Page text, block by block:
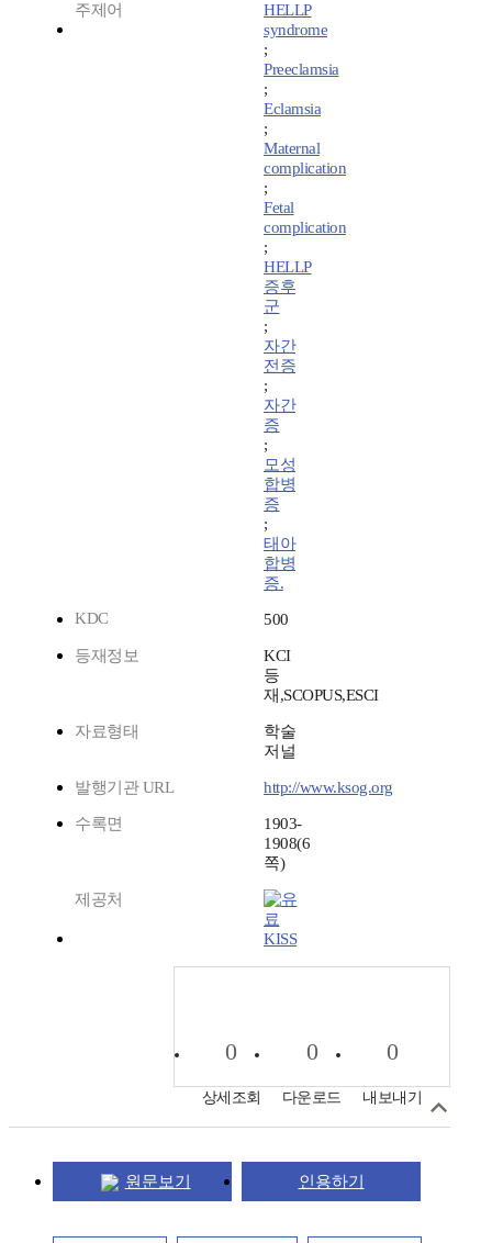
주제어
HELLP
syndrome
;
Preeclamsia
;
Eclamsia
;
Maternal
complication
;
Fetal
complication
;
HELLP
증후
군
;
자간
전증
;
자간
증
;
모성
합병
증
;
태아
합병
증.
KDC
500
등재정보
KCI
등
재,SCOPUS,ESCI
자료형태
학술
저널
발행기관 URL http://www.ksog.org
수록면
1903-
1908(6
쪽)
제공처
KISS
0
상세조회
0
다운로드
0
내보내기
원문보기 인용하기